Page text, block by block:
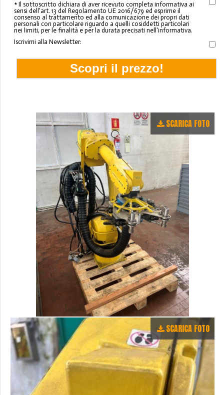
* Il sottoscritto dichiara di aver ricevuto completa informativa ai
sensi dell'art. 13 del Regolamento UE 2016/679 ed esprime il
consenso al trattamento ed alla comunicazione dei propri dati
personali con particolare riguardo a quelli cosiddetti particolari
nei limiti, per le finalità e per la durata precisati nell'informativa.
Iscrivimi alla Newsletter:
SCARICA FOTO
SCARICA FOTO